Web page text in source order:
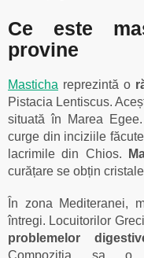
Ce este
provine
Masticha reprezintă o
Pistacia Lentiscus.
situată în Marea
curge din inciziile
lacrimile din Chios.
curățare se obțin
În zona Mediteranei,
întregi. Locuitorilor
problemelor